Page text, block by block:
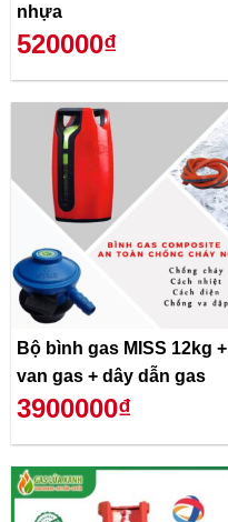
nhựa
520000₫
Bộ bình gas MISS 12kg +
van gas + dây dẫn gas
3900000₫